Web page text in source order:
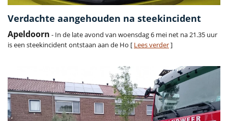
Verdachte aangehouden na steekincident
Apeldoorn - In de late avond van woensdag 6 mei net na 21.35 uur
is een steekincident ontstaan aan de Ho [ Lees verder]